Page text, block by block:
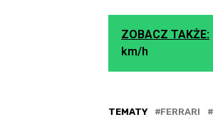
ZOBACZ TAKŻE:
km/h
TEMATY FERRARI